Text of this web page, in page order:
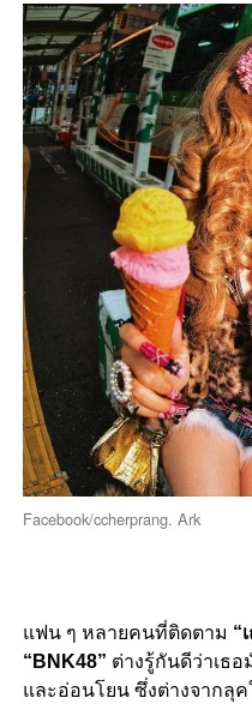
Facebook/ccherprang. Ark
แฟน ๆ หลายคนที่ติดตาม “
“BNK48” ต่างรู้กันดีว่าเธ
และอ่อนโยน ซึ่งต่างจากลุ